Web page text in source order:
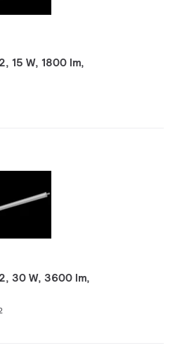
15 W, 1800 lm,
30 W, 3600 lm,